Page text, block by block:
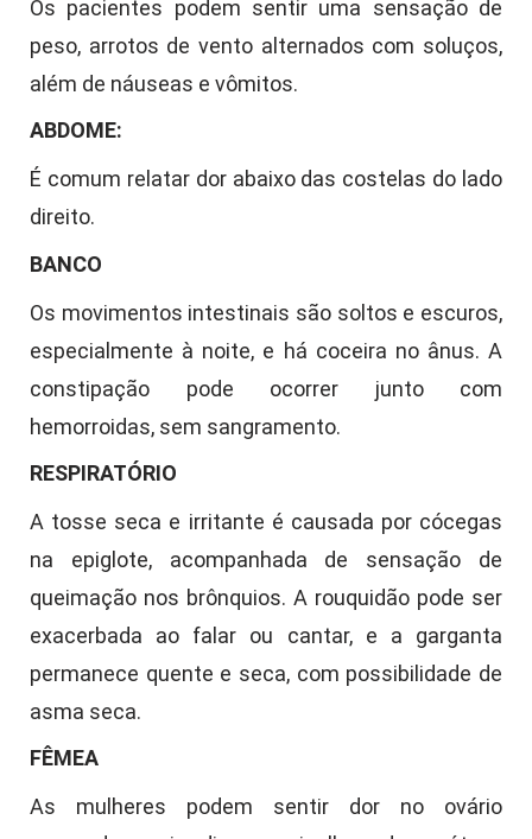
Os pacientes podem sentir uma sensação de
peso, arrotos de vento alternados com soluços,
além de náuseas e vômitos.
ABDOME:
É comum relatar dor abaixo das costelas do lado
direito.
BANCO
Os movimentos intestinais são soltos e escuros,
especialmente à noite, e há coceira no ânus. A
constipação pode ocorrer junto com
hemorroidas, sem sangramento.
RESPIRATÓRIO
A tosse seca e irritante é causada por cócegas
na epiglote, acompanhada de sensação de
queimação nos brônquios. A rouquidão pode ser
exacerbada ao falar ou cantar, e a garganta
permanece quente e seca, com possibilidade de
asma seca.
FÊMEA
As mulheres podem sentir dor no ovário